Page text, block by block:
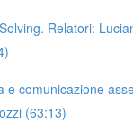
Relatori:
e comunicazione
(63:13)